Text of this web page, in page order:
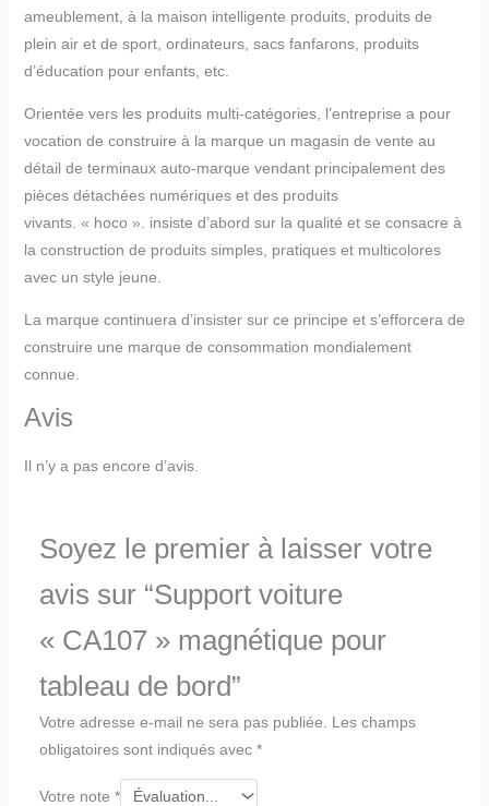
ameublement, à la maison intelligente produits, produits de
plein air et de sport, ordinateurs, sacs fanfarons, produits
d’éducation pour enfants, etc.
Orientée vers les produits multi-catégories, l’entreprise a pour
vocation de construire à la marque un magasin de vente au
détail de terminaux auto-marque vendant principalement des
pièces détachées numériques et des produits
vivants. « hoco ». insiste d’abord sur la qualité et se consacre à
la construction de produits simples, pratiques et multicolores
avec un style jeune.
La marque continuera d’insister sur ce principe et s’efforcera de
construire une marque de consommation mondialement
connue.
Avis
Il n’y a pas encore d’avis.
Soyez le premier à laisser votre
avis sur “Support voiture
« CA107 » magnétique pour
tableau de bord”
Votre adresse e-mail ne sera pas publiée.
Les champs
obligatoires sont indiqués avec *
Votre note *